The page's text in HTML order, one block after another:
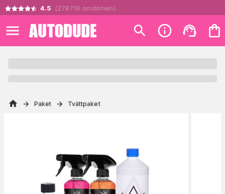
4.5 (278719 omdömen )
Paket Tvättpaket